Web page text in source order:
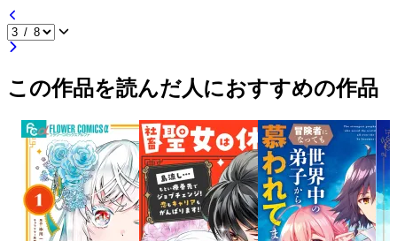
この作品を読んだ人におすすめの作品